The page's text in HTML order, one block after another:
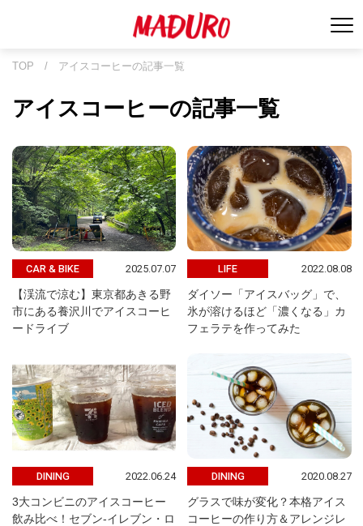
TOP / アイスコーヒーの記事一覧
アイスコーヒーの記事一覧
CAR & BIKE 2025.07.07
【渓流で涼む】東京都あきる野
市にある養沢川でアイスコーヒ
ードライブ
LIFE 2022.08.08
ダイソー「アイスバッグ」で、
氷が溶けるほど「濃くなる」カ
フェラテを作ってみた
DINING 2022.06.24
3大コンビニのアイスコーヒー
飲み比べ！セブン-イレブン・ロ
DINING 2020.08.27
グラスで味が変化？本格アイス
コーヒーの作り方＆アレンジレ